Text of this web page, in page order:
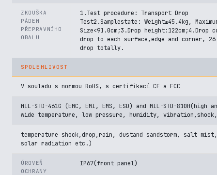
ZKOUŠKA
PÁDEM
PŘEPRAVNÍHO
OBALU
1.Test procedure: Transport Drop
Test2.Samplestate: Weight≤45.4kg,
Size<91.0cm;3.Drop height:122cm;4.Drop
drop to each surface,edge and corner,
drop totally.
SPOLEHLIVOST
V souladu s normou RoHS, s certifikací CE a FCC
MIL-STD-461G (EMC, EMI, EMS, ESD) and MIL-STD-810H(high
wide temperature, low pressure, humidity, vibration,shock,
temperature shock,drop,rain, dustand sandstorm, salt
solar radiation etc.)
ÚROVEŇ
OCHRANY
IP67(front panel)